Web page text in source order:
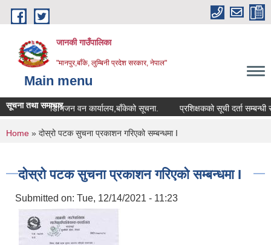
Skip to main content
जानकी गाउँपालिका
"मानपुर,बाँके, लुम्बिनी प्रदेश सरकार, नेपाल"
Main menu
सूचना तथा समाचार
डिभिजन वन कार्यालय,बाँकेको सूचना. प्रशिक्षकको सूची दर्ता सम्बन्धी सूचना.
You are here
Home » दोस्रो पटक सुचना प्रकाशन गरिएको सम्बन्धमा I
दोस्रो पटक सुचना प्रकाशन गरिएको सम्बन्धमा I
Submitted on: Tue, 12/14/2021 - 11:23